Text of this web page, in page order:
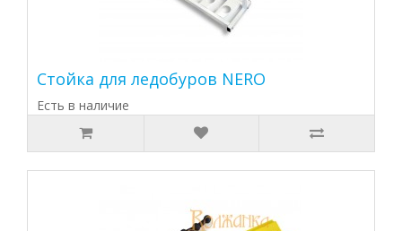
Стойка для ледобуров NERO
Есть в наличие